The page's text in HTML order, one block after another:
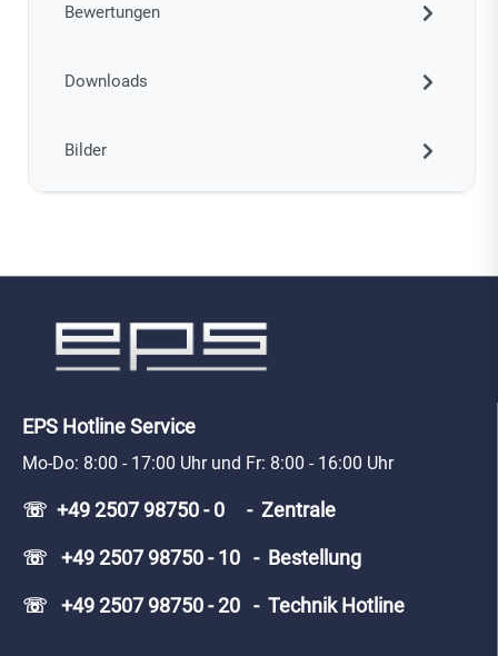
Bewertungen
Downloads
Bilder
EPS Hotline Service
Mo-Do: 8:00 - 17:00 Uhr und Fr: 8:00 - 16:00 Uhr
☏ +49 2507 98750 - 0 - Zentrale
☏ +49 2507 98750 - 10 - Bestellung
☏ +49 2507 98750 - 20 - Technik Hotline